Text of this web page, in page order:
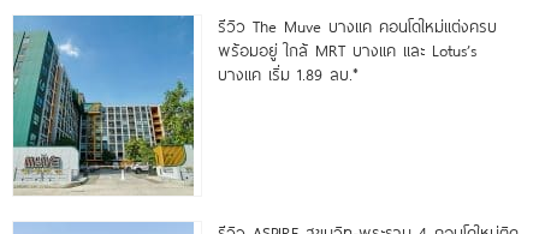
รีวิว The Muve บางแค คอนโดใหม่แต่งครบ
พร้อมอยู่ ใกล้ MRT บางแค และ Lotus’s
บางแค เริ่ม 1.89 ลบ.*